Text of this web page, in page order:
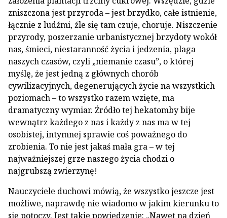
zniszczona jest przyroda – jest brzydko, całe istnienie,
łącznie z ludźmi, źle się tam czuje, choruje. Niszczenie
przyrody, poszerzanie urbanistycznej brzydoty wokół
nas, śmieci, niestaranność życia i jedzenia, plaga
naszych czasów, czyli „niemanie czasu”, o której
myślę, że jest jedną z głównych chorób
cywilizacyjnych, degenerujących życie na wszystkich
poziomach – to wszystko razem wzięte, ma
dramatyczny wymiar. Źródło tej hekatomby bije
wewnątrz każdego z nas i każdy z nas ma w tej
osobistej, intymnej sprawie coś poważnego do
zrobienia. To nie jest jakaś mała gra – w tej
najważniejszej grze naszego życia chodzi o
najgrubszą zwierzynę!
Nauczyciele duchowi mówią, że wszystko jeszcze jest
możliwe, naprawdę nie wiadomo w jakim kierunku to
się potoczy. Jest takie powiedzenie: „Nawet na dzień